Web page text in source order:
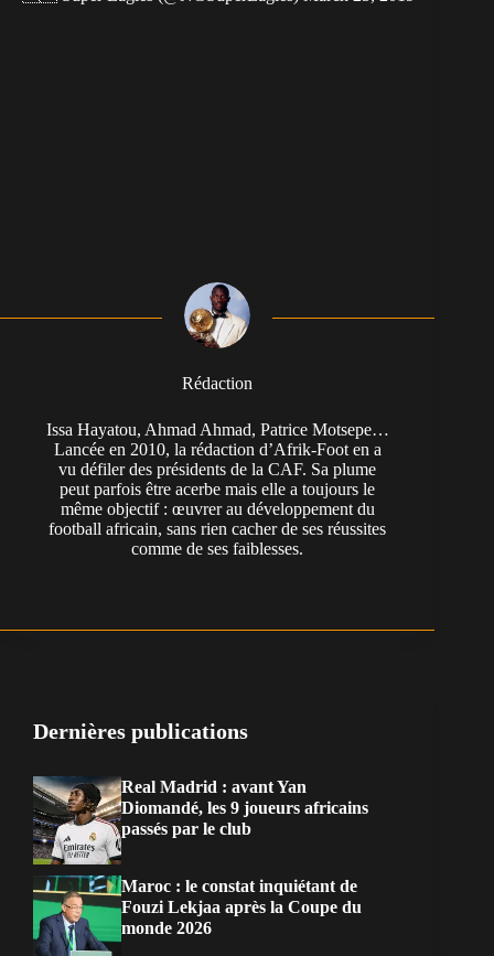
Rédaction
Issa Hayatou, Ahmad Ahmad, Patrice Motsepe…
Lancée en 2010, la rédaction d’Afrik-Foot en a
vu défiler des présidents de la CAF. Sa plume
peut parfois être acerbe mais elle a toujours le
même objectif : œuvrer au développement du
football africain, sans rien cacher de ses réussites
comme de ses faiblesses.
Dernières publications
Real Madrid : avant Yan
Diomandé, les 9 joueurs africains
passés par le club
Maroc : le constat inquiétant de
Fouzi Lekjaa après la Coupe du
monde 2026